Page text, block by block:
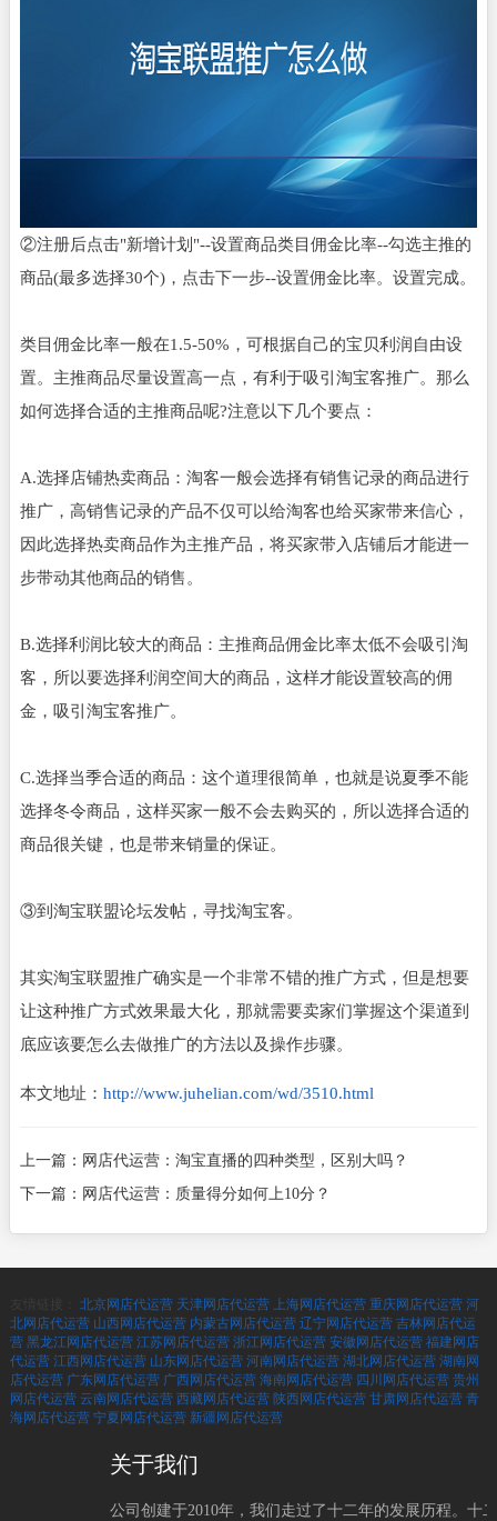
②注册后点击"新增计划"--设置商品类目佣金比率--勾选主推的
商品(最多选择30个)，点击下一步--设置佣金比率。设置完成。
类目佣金比率一般在1.5-50%，可根据自己的宝贝利润自由设
置。主推商品尽量设置高一点，有利于吸引淘宝客推广。那么
如何选择合适的主推商品呢?注意以下几个要点：
A.选择店铺热卖商品：淘客一般会选择有销售记录的商品进行
推广，高销售记录的产品不仅可以给淘客也给买家带来信心，
因此选择热卖商品作为主推产品，将买家带入店铺后才能进一
步带动其他商品的销售。
B.选择利润比较大的商品：主推商品佣金比率太低不会吸引淘
客，所以要选择利润空间大的商品，这样才能设置较高的佣
金，吸引淘宝客推广。
C.选择当季合适的商品：这个道理很简单，也就是说夏季不能
选择冬令商品，这样买家一般不会去购买的，所以选择合适的
商品很关键，也是带来销量的保证。
③到淘宝联盟论坛发帖，寻找淘宝客。
其实淘宝联盟推广确实是一个非常不错的推广方式，但是想要
让这种推广方式效果最大化，那就需要卖家们掌握这个渠道到
底应该要怎么去做推广的方法以及操作步骤。
本文地址： http://www.juhelian.com/wd/3510.html
上一篇： 网店代运营：淘宝直播的四种类型，区别大吗？
下一篇： 网店代运营：质量得分如何上10分？
北京网店代运营 天津网店代运营 上海网店代运营 重庆网店代运营 河
北网店代运营 山西网店代运营 内蒙古网店代运营 辽宁网店代运营 吉林网店代运
营 黑龙江网店代运营 江苏网店代运营 浙江网店代运营 安徽网店代运营 福建网店
代运营 江西网店代运营 山东网店代运营 河南网店代运营 湖北网店代运营 湖南网
店代运营 广东网店代运营 广西网店代运营 海南网店代运营 四川网店代运营 贵州
网店代运营 云南网店代运营 西藏网店代运营 陕西网店代运营 甘肃网店代运营 青
海网店代运营 宁夏网店代运营 新疆网店代运营
关于我们
公司创建于2010年，我们走过了十二年的发展历程。十